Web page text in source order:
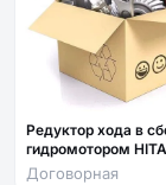
Редуктор хода в
гидромотором
Договорная